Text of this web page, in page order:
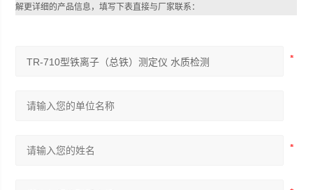
解更详细的产品信息，填写下表直接与厂家联系：